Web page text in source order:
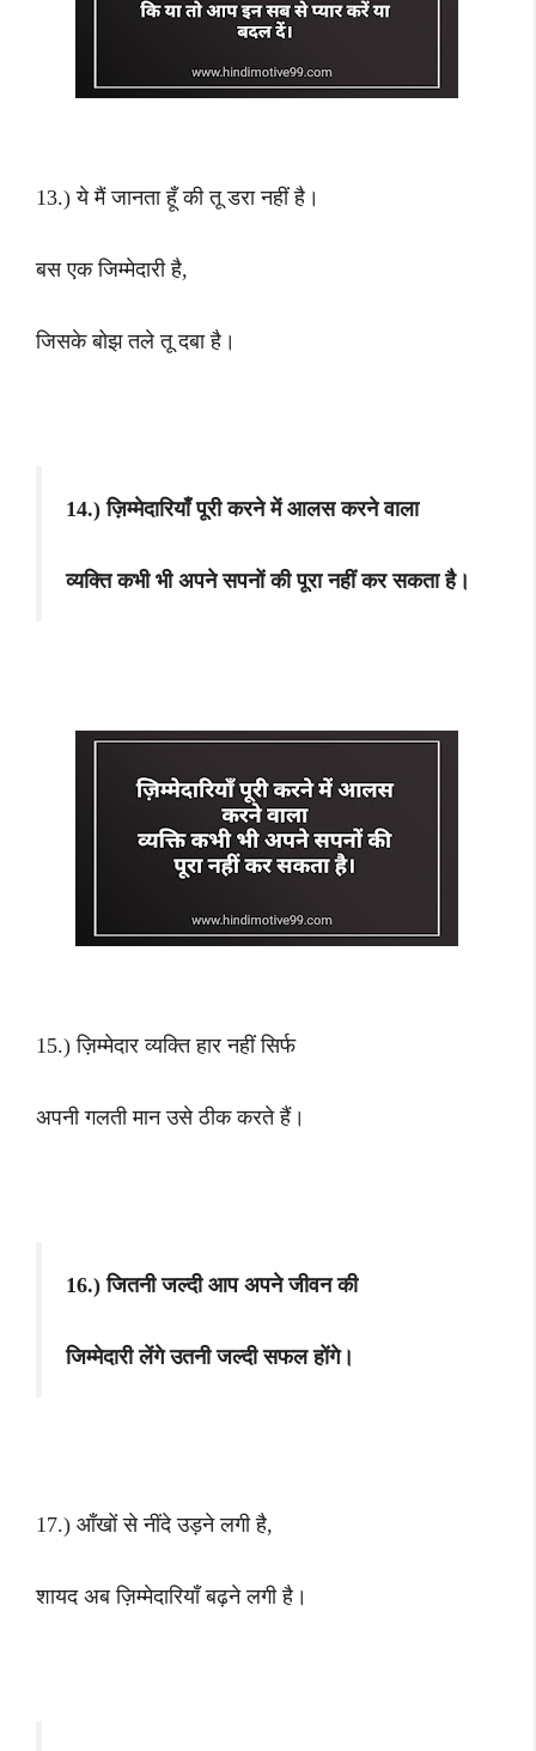
13.) ये मैं जानता हूँ की तू डरा नहीं है।
बस एक जिम्मेदारी है,
जिसके बोझ तले तू दबा है।
14.) ज़िम्मेदारियाँ पूरी करने में आलस करने वाला
व्यक्ति कभी भी अपने सपनों की पूरा नहीं कर सकता है।
15.) ज़िम्मेदार व्यक्ति हार नहीं सिर्फ
अपनी गलती मान उसे ठीक करते हैं।
16.) जितनी जल्दी आप अपने जीवन की
जिम्मेदारी लेंगे उतनी जल्दी सफल होंगे।
17.) आँखों से नींदे उड़ने लगी है,
शायद अब ज़िम्मेदारियाँ बढ़ने लगी है।